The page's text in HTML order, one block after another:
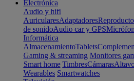
Electrónica
Audio y hifi
AuricularesAdaptadores
de sonidoAudio car y GPS
Informática
AlmacenamientoTablets
Gaming & streaming Monitores
Smart home TimbresCámaras
Wearables Smartwatches